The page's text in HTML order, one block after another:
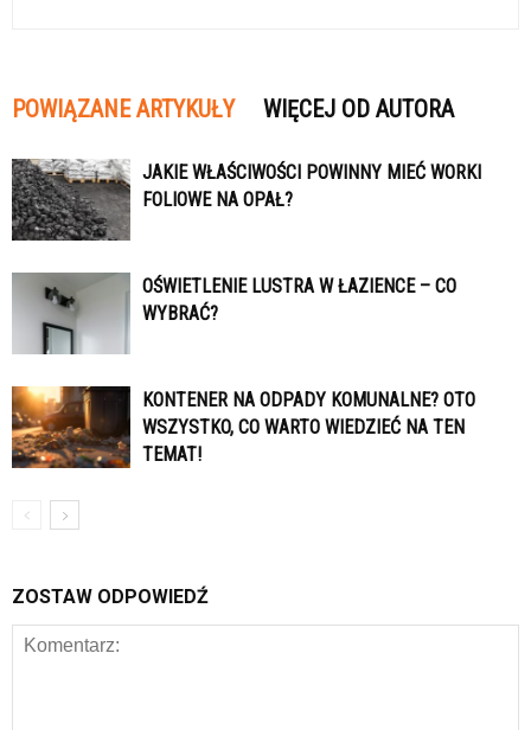
POWIĄZANE ARTYKUŁY WIĘCEJ OD AUTORA
JAKIE WŁAŚCIWOŚCI POWINNY MIEĆ WORKI
FOLIOWE NA OPAŁ?
OŚWIETLENIE LUSTRA W ŁAZIENCE – CO
WYBRAĆ?
KONTENER NA ODPADY KOMUNALNE? OTO
WSZYSTKO, CO WARTO WIEDZIEĆ NA TEN
TEMAT!
ZOSTAW ODPOWIEDŹ